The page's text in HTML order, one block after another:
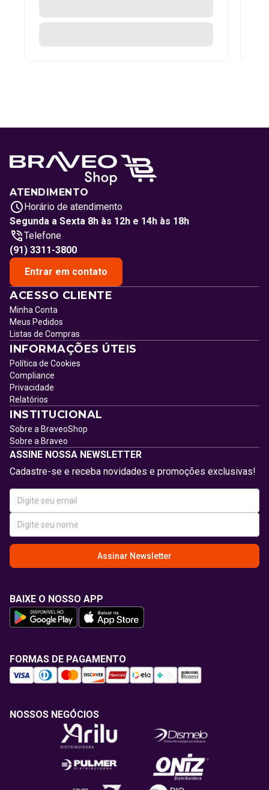
ATENDIMENTO
Horário de atendimento
Segunda a Sexta 8h às 12h e 14h às 18h
Telefone
(91) 3311-3800
Entrar em contato
ACESSO CLIENTE
Minha Conta
Meus Pedidos
Listas de Compras
INFORMAÇÕES ÚTEIS
Política de Cookies
Compliance
Privacidade
Relatórios
INSTITUCIONAL
Sobre a BraveoShop
Sobre a Braveo
ASSINE NOSSA NEWSLETTER
Cadastre-se e receba novidades e promoções exclusivas!
Assinar Newsletter
BAIXE O NOSSO APP
FORMAS DE PAGAMENTO
NOSSOS NEGÓCIOS